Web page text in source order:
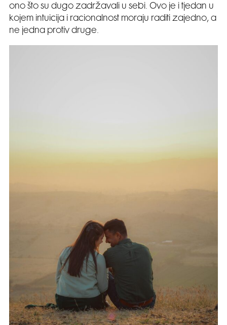
ono što su dugo zadržavali u sebi. Ovo je i tjedan u
kojem intuicija i racionalnost moraju raditi zajedno, a
ne jedna protiv druge.